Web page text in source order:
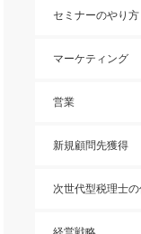
セミナーのやり方
マーケティング
営業
新規顧問先獲得
次世代型税理士